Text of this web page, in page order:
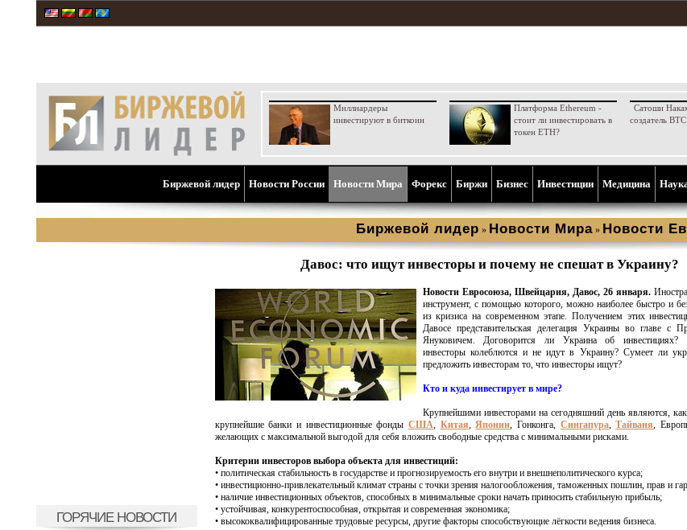
Миллиардеры
инвестируют в биткоин
Платформа Ethereum -
стоит ли инвестировать в
токен ETH?
Сатоши
создатель BTC
Биржевой лидер Новости России Новости Мира Форекс Биржи Бизнес Инвестиции Медицина
Биржевой лидер » Новости Мира » Новости
ГОРЯЧИЕ НОВОСТИ
Давос: что ищут инвесторы и почему не спешат в Украину?
Новости Евросоюза, Швейцария, Давос, 26 января.
инструмент, с помощью которого, можно наиболее быстро и
из кризиса на современном этапе. Получением этих
Давосе представительская делегация Украины во главе с
Януковичем. Договорится ли Украина об
инвесторы колеблются и не идут в Украину? Сумеет ли
предложить инвесторам то, что инвесторы ищут?
Кто и куда инвестирует в мире?
Крупнейшими инвесторами на сегодняшний день являются, как
крупнейшие банки и инвестиционные фонды США, Китая,Японии, Гонконга, Сингапура,Тайваня,
желающих с максимальной выгодой для себя вложить свободные средства с минимальными рисками.
Критерии инвесторов выбора объекта для инвестиций:
• политическая стабильность в государстве и прогнозируемость его внутри и внешнеполитического курса;
• инвестиционно-привлекательный климат страны с точки зрения налогообложения, таможенных пошлин, прав и
• наличие инвестиционных объектов, способных в минимальные сроки начать приносить стабильную прибыль;
• устойчивая, конкурентоспособная, открытая и современная экономика;
• высококвалифицированные трудовые ресурсы, другие факторы способствующие лёгкости ведения бизнеса.